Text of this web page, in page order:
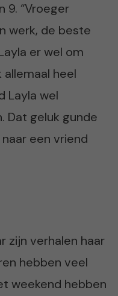
9. “Vroeger
werk, de beste
er wel om
heel
Layla wel
Dat geluk gunde
een vriend
zijn verhalen haar
hebben veel
weekend hebben